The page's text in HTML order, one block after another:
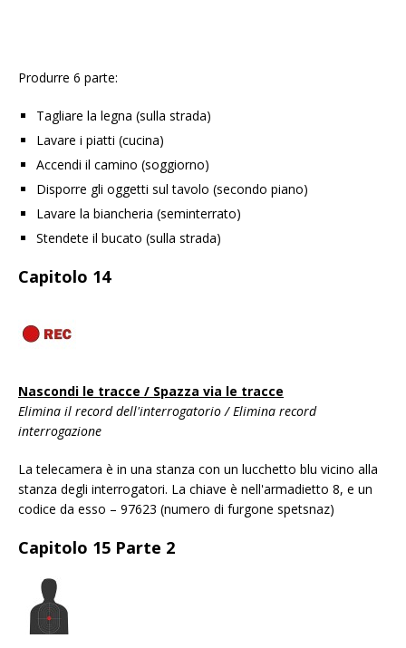
Produrre 6 parte:
Tagliare la legna (sulla strada)
Lavare i piatti (cucina)
Accendi il camino (soggiorno)
Disporre gli oggetti sul tavolo (secondo piano)
Lavare la biancheria (seminterrato)
Stendete il bucato (sulla strada)
Capitolo 14
Nascondi le tracce / Spazza via le tracce
Elimina il record dell'interrogatorio / Elimina record
interrogazione
La telecamera è in una stanza con un lucchetto blu vicino alla
stanza degli interrogatori. La chiave è nell'armadietto 8, e un
codice da esso – 97623 (numero di furgone spetsnaz)
Capitolo 15 Parte 2